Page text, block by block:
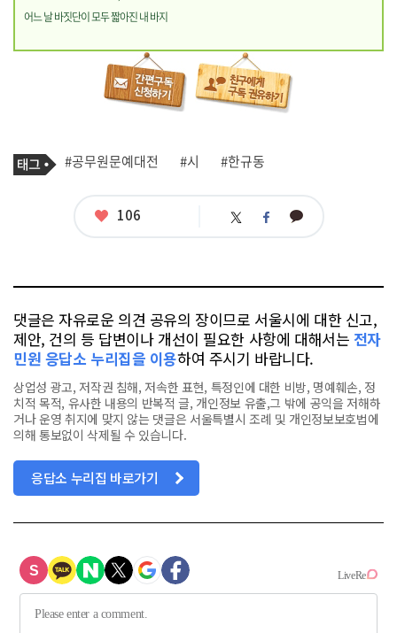
어느 날 바짓단이 모두 짧아진 내 바지
기
사
태
그
#공무원문예대전 #시 #한규동
좋
106 트 페 카
댓글은 자유로운 의견 공유의 장이므로 서울시에 대한 신고,
제안, 건의 등 답변이나 개선이 필요한 사항에 대해서는 전자
민원 응답소 누리집을 이용하여 주시기 바랍니다.
상업성 광고, 저작권 침해, 저속한 표현, 특정인에 대한 비방, 명예훼손, 정
치적 목적, 유사한 내용의 반복적 글, 개인정보 유출,그 밖에 공익을 저해하
거나 운영 취지에 맞지 않는 댓글은 서울특별시 조례 및 개인정보보호법에
의해 통보없이 삭제될 수 있습니다.
응답소 누리집 바로가기